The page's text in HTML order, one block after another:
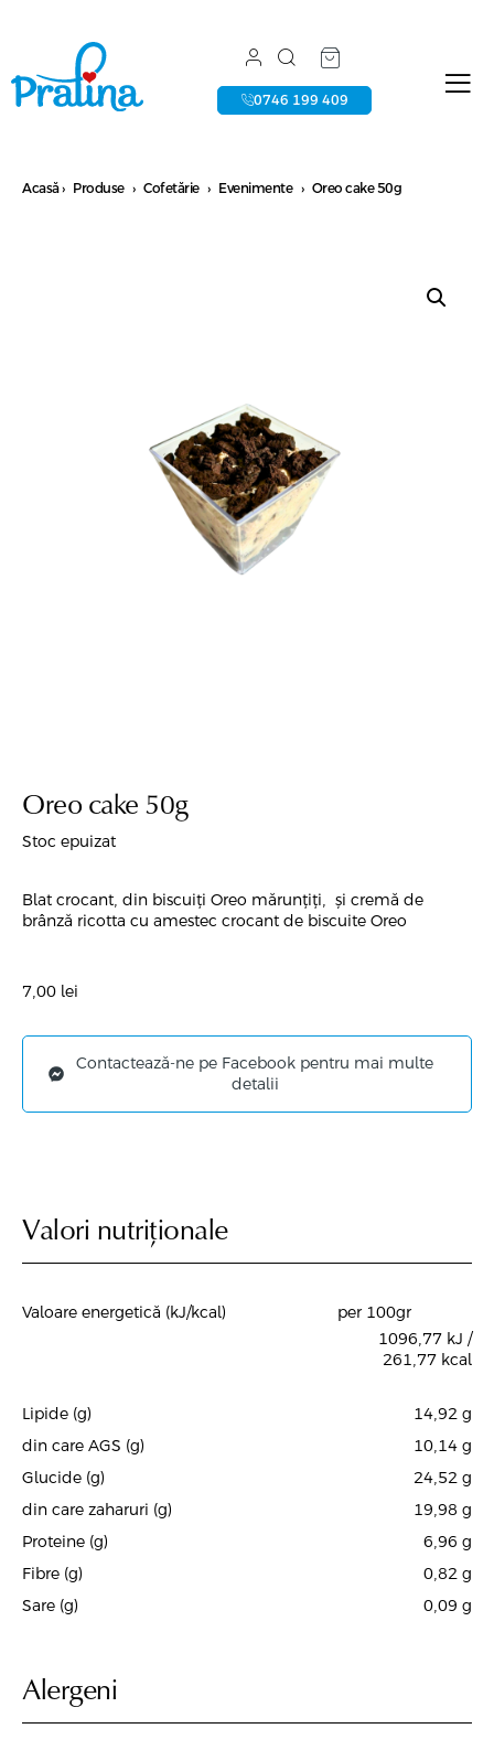
0746 199 409
Acasă› Produse › Cofetărie › Evenimente › Oreo cake 50g
Oreo cake 50g
Stoc epuizat
Blat crocant, din biscuiți Oreo mărunțiți, și cremă de
brânză ricotta cu amestec crocant de biscuite Oreo
7,00 lei
Contactează-ne pe Facebook pentru mai multe
detalii
Valori nutriționale
Valoare energetică (kJ/kcal)
per 100gr
1096,77 kJ /
261,77 kcal
Lipide (g) 14,92 g
din care AGS (g)
10,14g
Glucide (g)
24,52 g
din care zaharuri (g)
19,98 g
Proteine (g)
6,96 g
Fibre (g)
0,82 g
Sare (g)
0,09 g
Alergeni